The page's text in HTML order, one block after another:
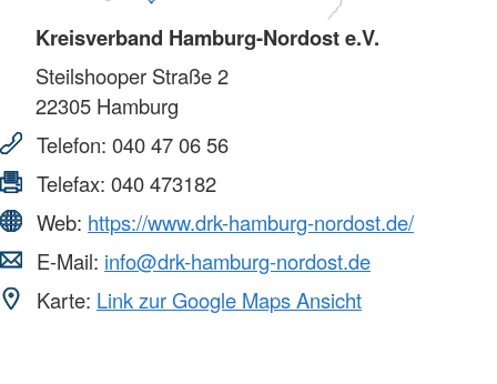
Kreisverband Hamburg-Nordost e.V.
Steilshooper Straße 2
22305 Hamburg
Telefon: 040 47 06 56
Telefax: 040 473182
Web: https://www.drk-hamburg-nordost.de/
E-Mail: info@drk-hamburg-nordost.de
Karte: Link zur Google Maps Ansicht